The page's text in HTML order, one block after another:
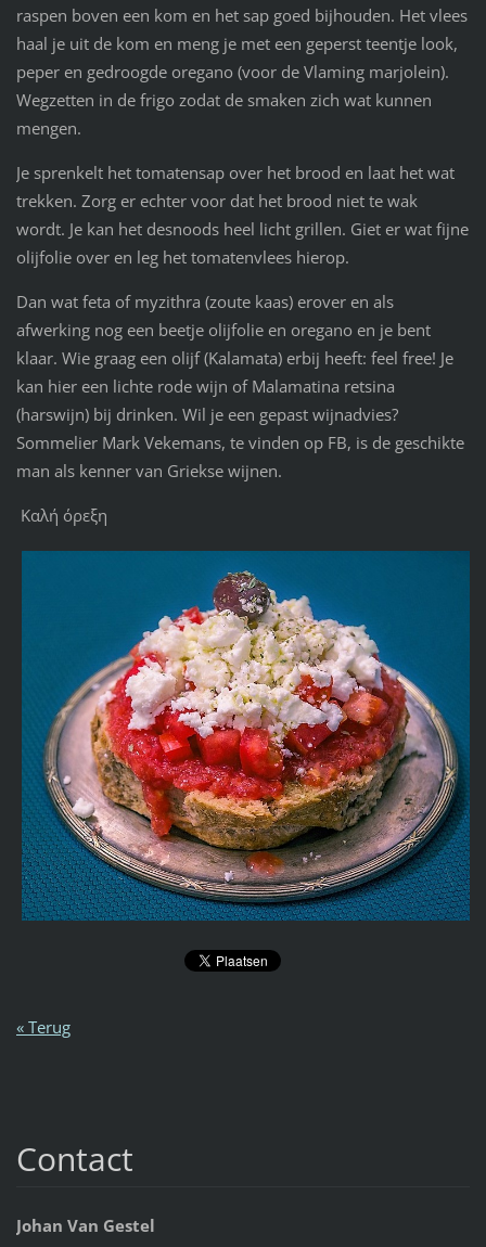
raspen boven een kom en het sap goed bijhouden. Het vlees
haal je uit de kom en meng je met een geperst teentje look,
peper en gedroogde oregano (voor de Vlaming marjolein).
Wegzetten in de frigo zodat de smaken zich wat kunnen
mengen.
Je sprenkelt het tomatensap over het brood en laat het wat
trekken. Zorg er echter voor dat het brood niet te wak
wordt. Je kan het desnoods heel licht grillen. Giet er wat fijne
olijfolie over en leg het tomatenvlees hierop.
Dan wat feta of myzithra (zoute kaas) erover en als
afwerking nog een beetje olijfolie en oregano en je bent
klaar. Wie graag een olijf (Kalamata) erbij heeft: feel free! Je
kan hier een lichte rode wijn of Malamatina retsina
(harswijn) bij drinken. Wil je een gepast wijnadvies?
Sommelier Mark Vekemans, te vinden op FB, is de geschikte
man als kenner van Griekse wijnen.
Καλή όρεξη
« Terug
Contact
Johan Van Gestel